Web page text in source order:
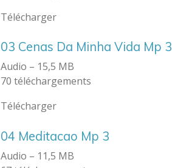
Télécharger
03 Cenas Da Minha Vida Mp 3
Audio – 15,5 MB
70 téléchargements
Télécharger
04 Meditacao Mp 3
Audio – 11,5 MB